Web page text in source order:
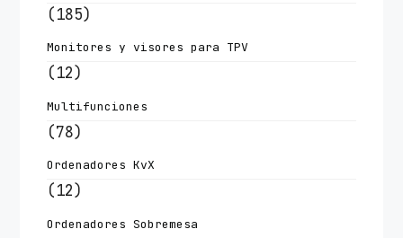
(185)
Monitores y visores para TPV
(12)
Multifunciones
(78)
Ordenadores KvX
(12)
Ordenadores Sobremesa